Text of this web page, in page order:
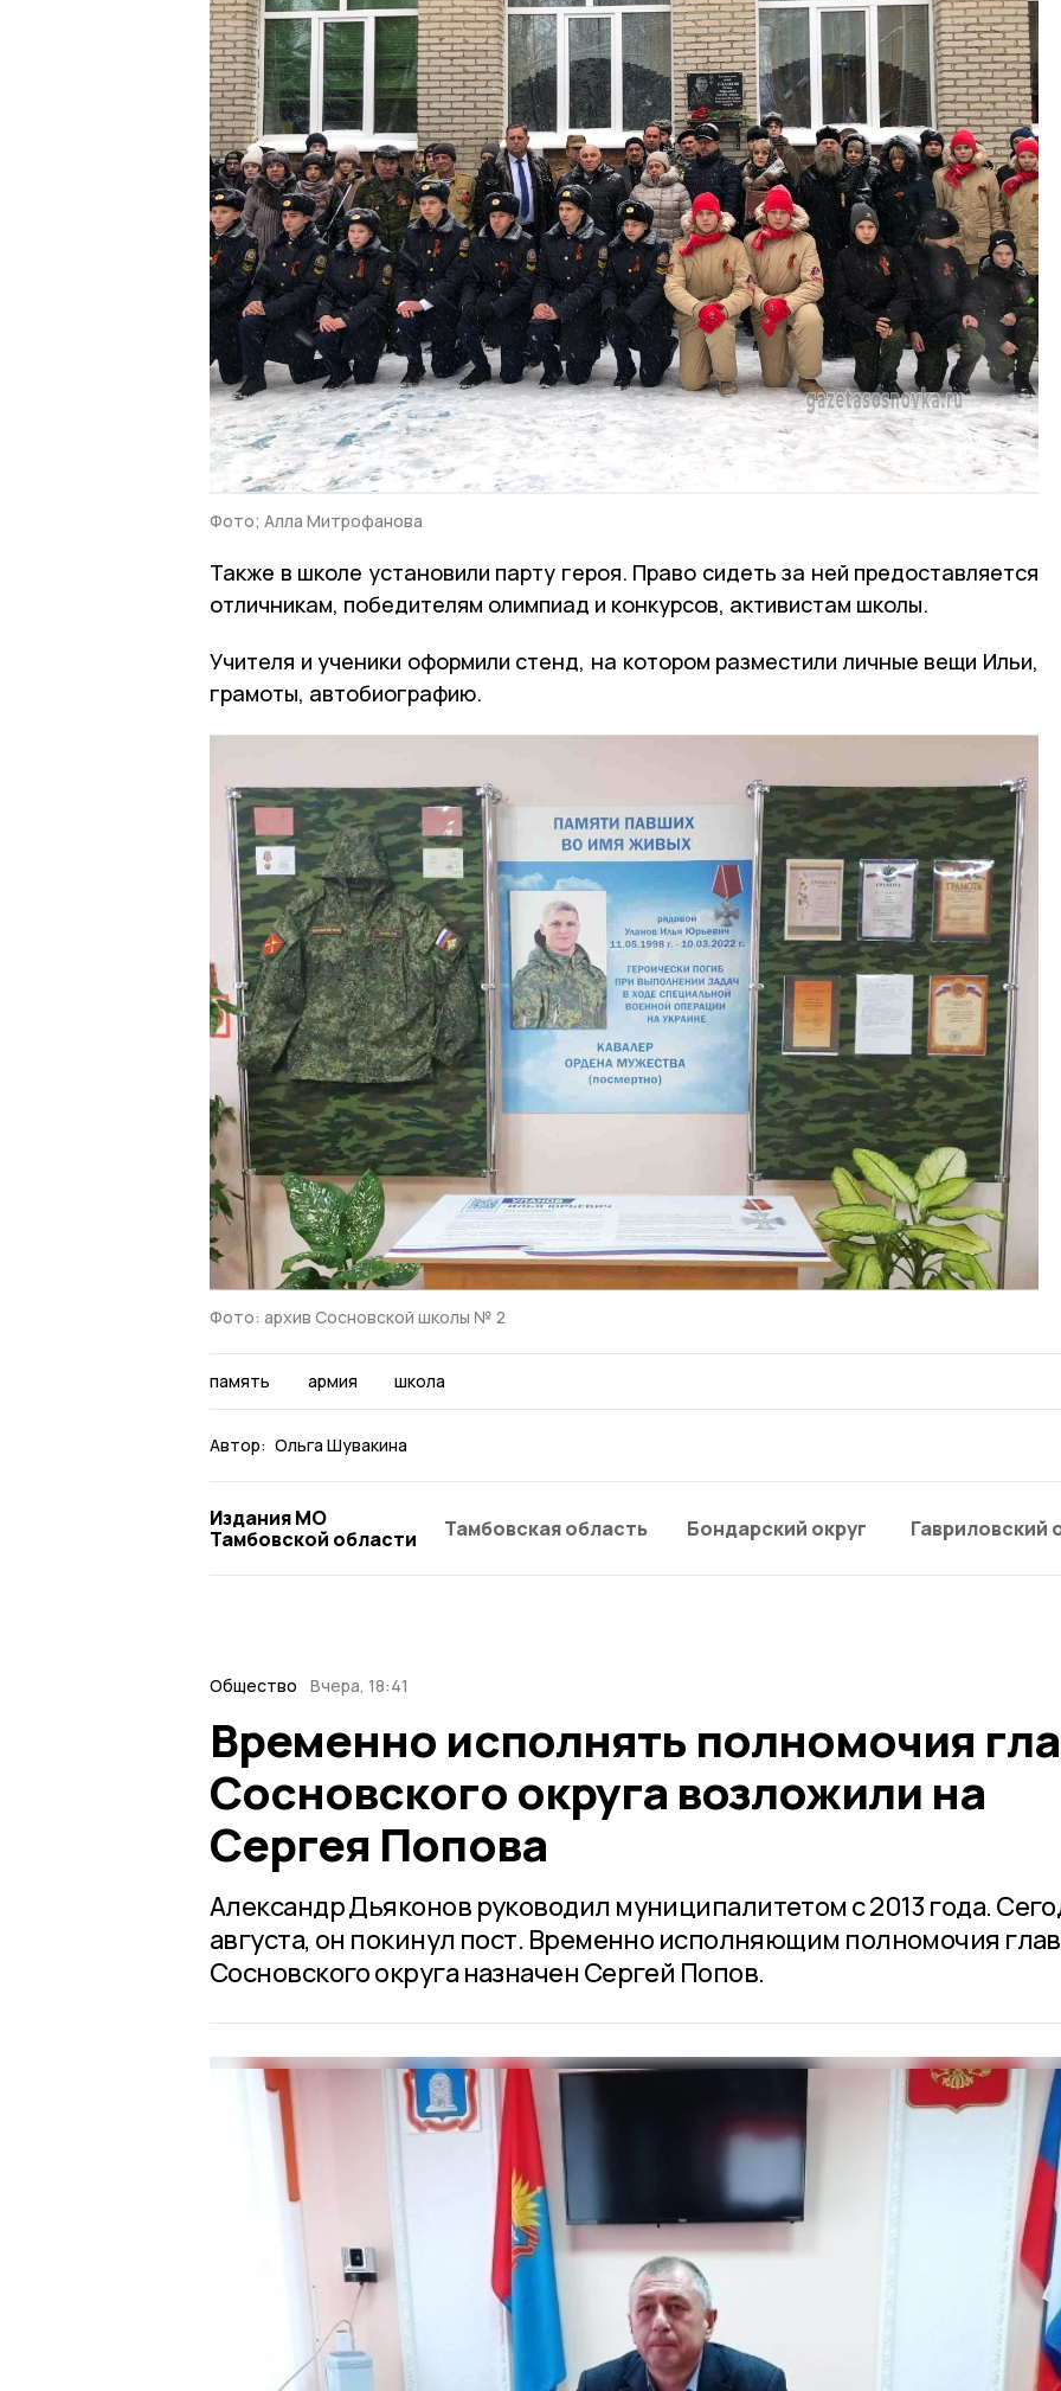
Фото; Алла Митрофанова
Также в школе установили парту героя. Право сидеть за ней предоставляется
отличникам, победителям олимпиад и конкурсов, активистам школы.
Учителя и ученики оформили стенд, на котором разместили личные вещи Ильи,
грамоты, автобиографию.
Фото: архив Сосновской школы № 2
память армия школа
Автор: Ольга Шувакина
Издания МО
Тамбовской области
Тамбовская область Бондарский округ Гавриловский
Общество Вчера, 18:41
Временно исполнять полномочия
Сосновского округа возложили на
Сергея Попова
Александр Дьяконов руководил муниципалитетом с 2013 года.
августа, он покинул пост. Временно исполняющим полномочия
Сосновского округа назначен Сергей Попов.